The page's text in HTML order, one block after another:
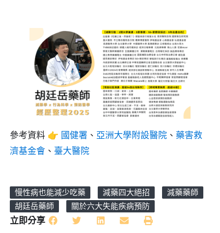
參考資料 👉 國健署 、 亞洲大學附設醫院 、 藥害救
濟基金會 、 臺大醫院
慢性病也能減少吃藥 減藥四大絕招
減藥藥師
胡廷岳藥師
關於六大失能疾病預防
立即分享